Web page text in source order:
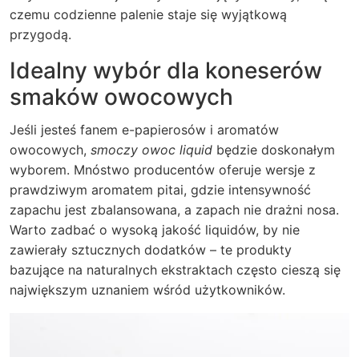
czemu codzienne palenie staje się wyjątkową
przygodą.
Idealny wybór dla koneserów
smaków owocowych
Jeśli jesteś fanem e-papierosów i aromatów
owocowych, smoczy owoc liquid będzie doskonałym
wyborem. Mnóstwo producentów oferuje wersje z
prawdziwym aromatem pitai, gdzie intensywność
zapachu jest zbalansowana, a zapach nie drażni nosa.
Warto zadbać o wysoką jakość liquidów, by nie
zawierały sztucznych dodatków – te produkty
bazujące na naturalnych ekstraktach często cieszą się
największym uznaniem wśród użytkowników.